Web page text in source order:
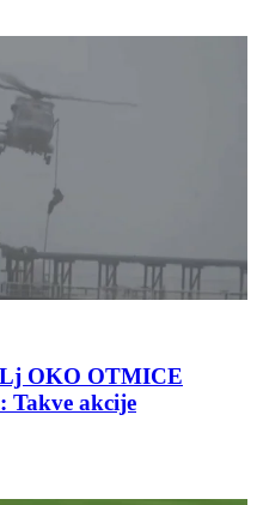
OKO OTMICE
Takve akcije